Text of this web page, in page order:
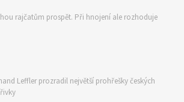
rajčatům prospět. Při hnojení ale rozhoduje
Leffler prozradil největší prohřešky českých